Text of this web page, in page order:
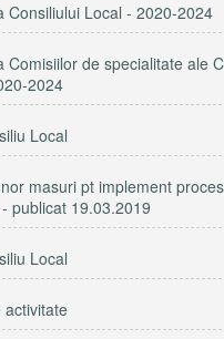
Consiliului Local - 2020-2024
Comisiilor de specialitate ale
2024
Local
masuri pt implement
publicat 19.03.2019
Local
activitate